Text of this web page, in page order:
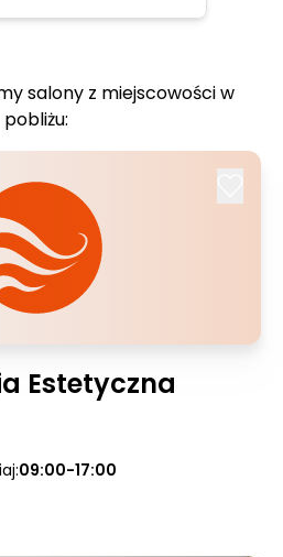
salony z miejscowości w
pobliżu:
Estetyczna
09:00-17:00